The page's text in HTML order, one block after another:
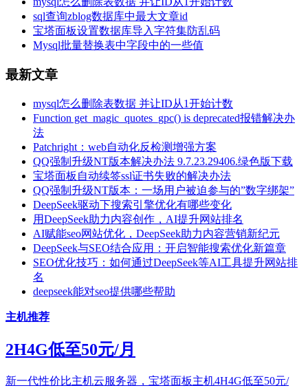
sql查询zblog数据库中最大文章id
宝塔面板设置数据库导入字符集防乱码
Mysql批量替换表中字段中的一些值
最新文章
mysql怎么删除表数据 并让ID从1开始计数
Function get_magic_quotes_gpc() is deprecated报错解决办
法
Patchright：web自动化反检测增强方案
QQ强制升级NT版本解决办法 9.7.23.29406.绿色版下载
宝塔面板自动续签ssl证书失败的解决办法
QQ强制升级NT版本：一场用户被迫参与的”数字绑架”
DeepSeek驱动下搜索引擎优化有哪些变化
用DeepSeek助力内容创作，AI提升网站排名
AI赋能seo网站优化，DeepSeek助力内容营销新纪元
DeepSeek与SEO结合应用：开启智能搜索优化新篇章
SEO优化技巧：如何通过DeepSeek等AI工具提升网站排
名
deepseek能对seo提供哪些帮助
主机推荐
2H4G低至50元/月
新一代性价比主机云服务器，宝塔面板主机4H4G低至50元/